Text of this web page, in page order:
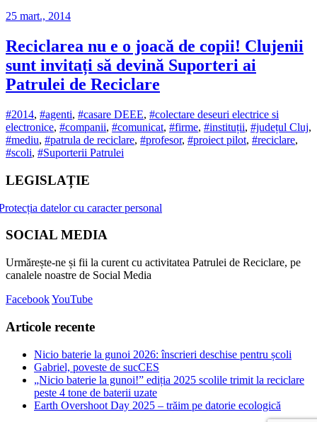
25 mart., 2014
Reciclarea nu e o joacă de copii! Clujenii
sunt invitați să devină Suporteri ai
Patrulei de Reciclare
#2014, #agenti, #casare DEEE, #colectare deseuri electrice si
electronice, #companii, #comunicat, #firme, #instituții, #județul Cluj,
#mediu, #patrula de reciclare, #profesor, #proiect pilot, #reciclare,
#scoli, #Suporterii Patrulei
LEGISLAȚIE
datelor cu caracter personal
SOCIAL MEDIA
Urmărește-ne și fii la curent cu activitatea Patrulei de Reciclare, pe
canalele noastre de Social Media
FacebookYouTube
Articole recente
Nicio baterie la gunoi 2026: înscrieri deschise pentru școli
Gabriel, poveste de sucCES
„Nicio baterie la gunoi!” ediția 2025 scolile trimit la reciclare
peste 4 tone de baterii uzate
Earth Overshoot Day 2025 – trăim pe datorie ecologică